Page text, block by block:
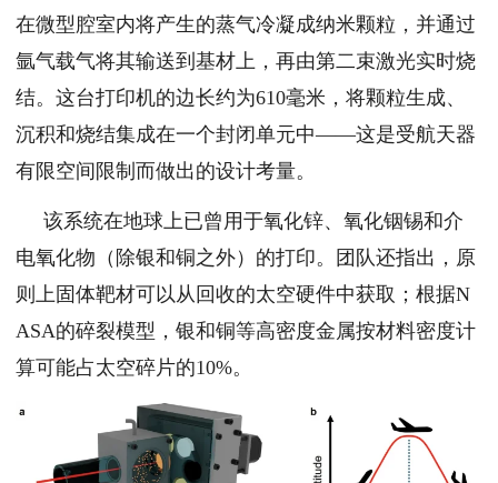
在微型腔室内将产生的蒸气冷凝成纳米颗粒，并通过
氩气载气将其输送到基材上，再由第二束激光实时烧
结。这台打印机的边长约为610毫米，将颗粒生成、
沉积和烧结集成在一个封闭单元中——这是受航天器
有限空间限制而做出的设计考量。
该系统在地球上已曾用于氧化锌、氧化铟锡和介
电氧化物（除银和铜之外）的打印。团队还指出，原
则上固体靶材可以从回收的太空硬件中获取；根据N
ASA的碎裂模型，银和铜等高密度金属按材料密度计
算可能占太空碎片的10%。